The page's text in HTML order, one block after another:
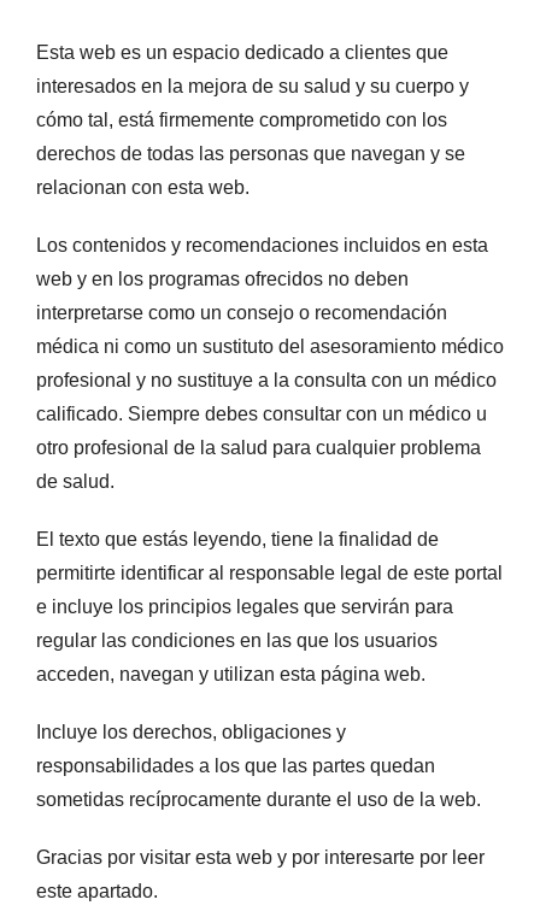
Esta web es un espacio dedicado a clientes que
interesados en la mejora de su salud y su cuerpo y
cómo tal, está firmemente comprometido con los
derechos de todas las personas que navegan y se
relacionan con esta web.
Los contenidos y recomendaciones incluidos en esta
web y en los programas ofrecidos no deben
interpretarse como un consejo o recomendación
médica ni como un sustituto del asesoramiento médico
profesional y no sustituye a la consulta con un médico
calificado. Siempre debes consultar con un médico u
otro profesional de la salud para cualquier problema
de salud.
El texto que estás leyendo, tiene la finalidad de
permitirte identificar al responsable legal de este portal
e incluye los principios legales que servirán para
regular las condiciones en las que los usuarios
acceden, navegan y utilizan esta página web.
Incluye los derechos, obligaciones y
responsabilidades a los que las partes quedan
sometidas recíprocamente durante el uso de la web.
Gracias por visitar esta web y por interesarte por leer
este apartado.